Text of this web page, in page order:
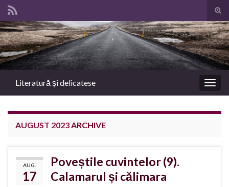
Search for:
Literatură și delicatese
AUGUST 2023 ARCHIVE
AUG.
17
Poveștile cuvintelor (9).
Calamarul și călimara